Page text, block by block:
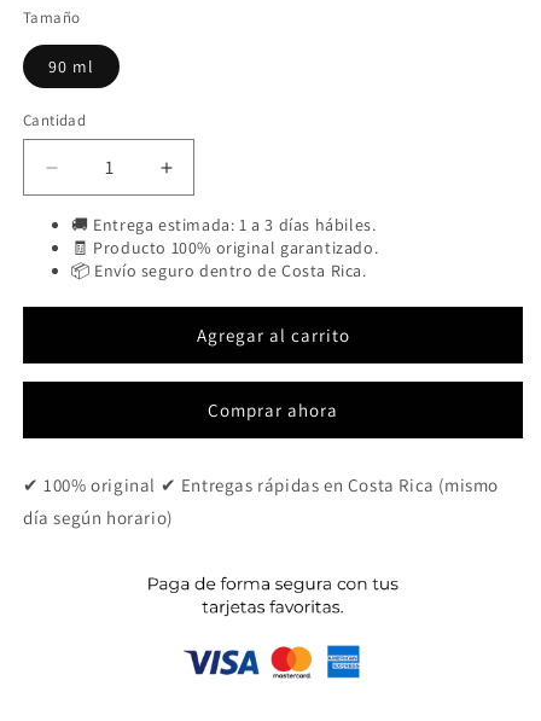
Tamaño
90 ml
Cantidad
Cantidad
Reducir
cantidad
para
Signature
Aumentar
cantidad
para
Signature
🚚 Entrega estimada: 1 a 3 días hábiles.
🧾 Producto 100% original garantizado.
📦 Envío seguro dentro de Costa Rica.
Agregar al carrito
Comprar ahora
✔ 100% original ✔ Entregas rápidas en Costa Rica (mismo
día según horario)